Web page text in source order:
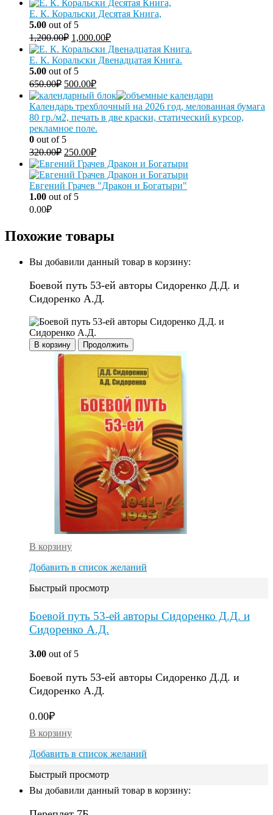
Е. К. Коральски Десятая Книга,
5.00 out of 5
1,200.00₽ 1,000.00₽
Е. К. Коральски Двенадцатая Книга.
5.00 out of 5
650.00₽ 500.00₽
Календарь трехблочный на 2026 год, мелованная бумага
80 гр./м2, печать в две краски, статический курсор,
рекламное поле.
0 out of 5
320.00₽ 250.00₽
Евгений Грачев "Дракон и Богатыри"
1.00 out of 5
0.00₽
Похожие товары
Вы добавили данный товар в корзину:
Боевой путь 53-ей авторы Сидоренко Д.Д. и
Сидоренко А.Д.
В корзину Продолжить
В корзину
Добавить в список желаний
Быстрый просмотр
Боевой путь 53-ей авторы Сидоренко Д.Д. и
Сидоренко А.Д.
3.00 out of 5
Боевой путь 53-ей авторы Сидоренко Д.Д. и
Сидоренко А.Д.
0.00₽
В корзину
Добавить в список желаний
Быстрый просмотр
Вы добавили данный товар в корзину: